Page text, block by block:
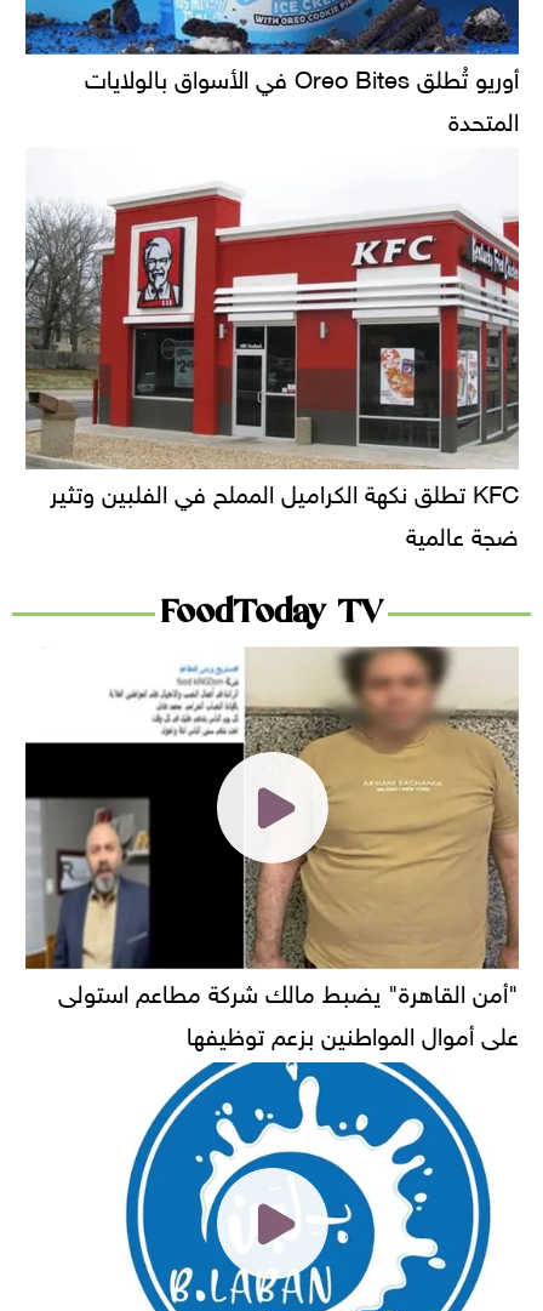
أوريو تُطلق Oreo Bites في الأسواق بالولايات
المتحدة
KFC تطلق نكهة الكراميل المملح في الفلبين وتثير
ضجة عالمية
FoodToday TV
"أمن القاهرة" يضبط مالك شركة مطاعم استولى
على أموال المواطنين بزعم توظيفها